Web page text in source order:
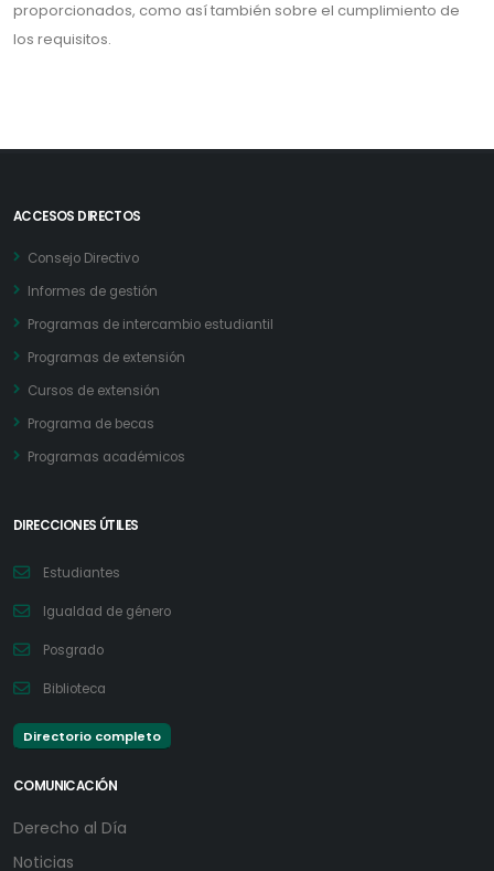
proporcionados, como así también sobre el cumplimiento de
los requisitos.
ACCESOS DIRECTOS
Consejo Directivo
Informes de gestión
Programas de intercambio estudiantil
Programas de extensión
Cursos de extensión
Programa de becas
Programas académicos
DIRECCIONES ÚTILES
Estudiantes
Igualdad de género
Posgrado
Biblioteca
Directorio completo
COMUNICACIÓN
Derecho al Día
Noticias